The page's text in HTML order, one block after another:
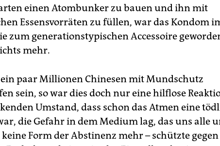
einen Atombunker zu bauen und ihn mit
Essensvorräten zu füllen, war das Kondom
zum generationstypischen Accessoire
mehr.
paar Millionen Chinesen mit Mundschutz
sein, so war dies doch nur eine hilflose
Umstand, dass schon das Atmen eine
die Gefahr in dem Medium lag, das uns alle
Form der Abstinenz mehr – schützte